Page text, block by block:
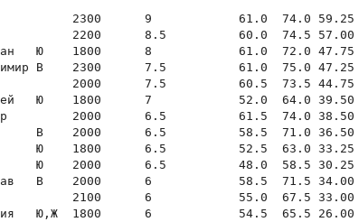
2300      9            61.0  74.0 59.25
2200      8.5          60.0  74.5 57.00
Ю    1800      8            61.0  72.0 47.75
В    2300      7.5          61.0  75.0 47.25
2000      7.5          60.5  73.5 44.75
Ю    1800      7            52.0  64.0 39.50
2000      6.5          61.5  74.0 38.50
В    2000      6.5          58.5  71.0 36.50
Ю    1800      6.5          52.5  63.0 33.25
Ю    2000      6.5          48.0  58.5 30.25
B    2000      6            58.5  71.5 34.00
2100      6            55.0  67.5 33.00
Ю,Ж  1800      6            54.5  65.5 26.00